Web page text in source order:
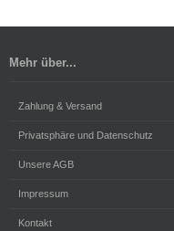
Mehr über...
Zahlung & Versand
Privatsphäre und Datenschutz
Unsere AGB
Impressum
Kontakt